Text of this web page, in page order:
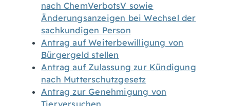
nach ChemVerbotsV sowie
Änderungsanzeigen bei Wechsel der
sachkundigen Person
Antrag auf Weiterbewilligung von
Bürgergeld stellen
Antrag auf Zulassung zur Kündigung
nach Mutterschutzgesetz
Antrag zur Genehmigung von
Tierversuchen